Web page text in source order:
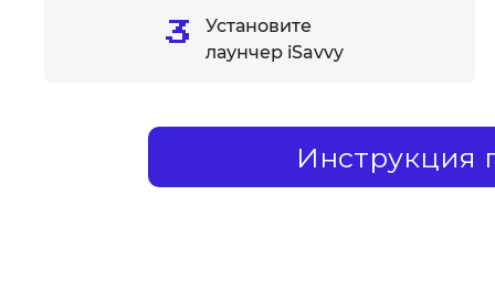
Установите
лаунчер iSavvy